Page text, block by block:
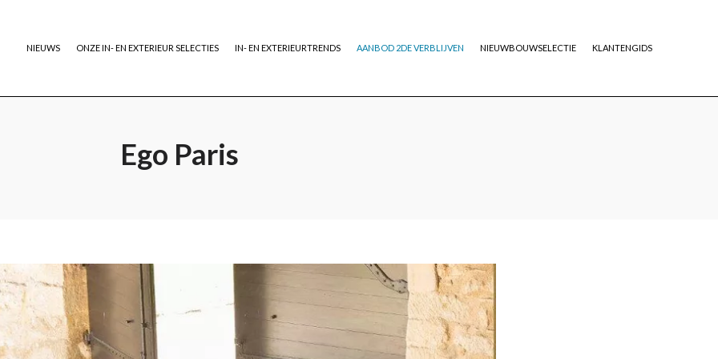
NIEUWS ONZE IN- EN EXTERIEUR SELECTIES IN- EN EXTERIEURTRENDS AANBOD 2DE VERBLIJVEN NIEUWBOUWSELECTIE KLANTENGIDS
Ego Paris